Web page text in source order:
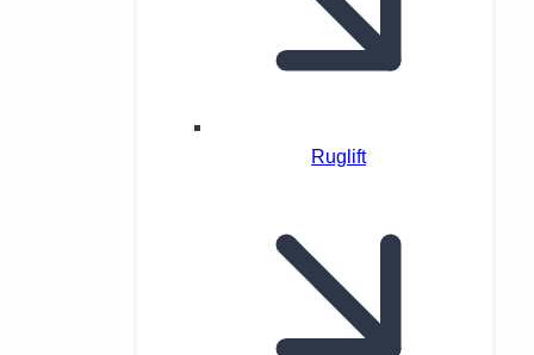
Ruglift